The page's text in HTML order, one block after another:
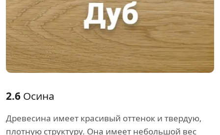
2.6 Осина
Древесина имеет красивый оттенок и твердую,
плотную структуру. Она имеет небольшой вес